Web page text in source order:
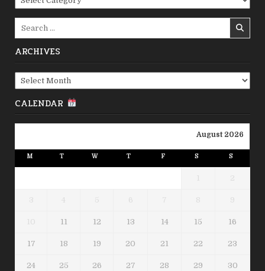
ARCHIVES
Archives
CALENDAR
August 2026
M T W T F S S
1 2
3 4 5 6 7 8 9
10 11 12 13 14 15 16
17 18 19 20 21 22 23
24 25 26 27 28 29 30